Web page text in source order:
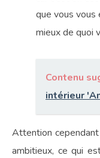
que vous vous
mieux de quoi
Contenu
intérieur
Attention
ambitieux, ce qui